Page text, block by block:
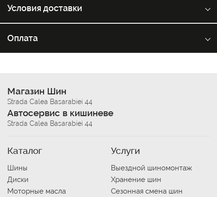
Условия доставки
Оплата
Магазин Шин
Strada Calea Basarabiei 44
Автосервис в кишиневе
Strada Calea Basarabiei 44
Каталог
Шины
Диски
Моторные масла
Услуги
Выездной шиномонтаж
Хранение шин
Сезонная смена шин